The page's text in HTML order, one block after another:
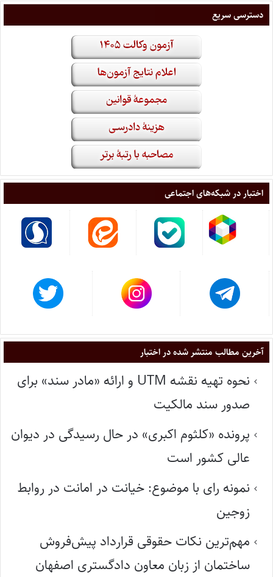
دسترسی سریع
اختبار در شبکه‌های اجتماعی
آخرین مطالب منتشر شده در اختبار
نحوه تهیه نقشه UTM و ارائه «مادر سند» برای
صدور سند مالکیت
پرونده «کلثوم اکبری» در حال رسیدگی در دیوان
عالی کشور است
نمونه رای با موضوع: خیانت در امانت در روابط
زوجین
مهم‌ترین نکات حقوقی قرارداد پیش‌فروش
ساختمان از زبان معاون دادگستری اصفهان